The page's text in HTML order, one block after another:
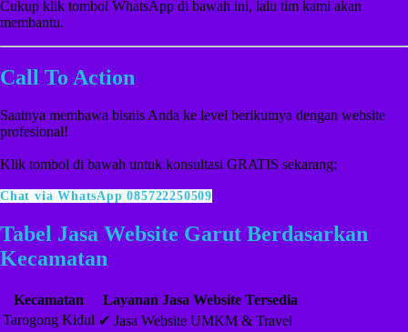
Cukup klik tombol WhatsApp di bawah ini, lalu tim kami akan
membantu.
Call To Action
Saatnya membawa bisnis Anda ke level berikutnya dengan website
profesional!
Klik tombol di bawah untuk konsultasi GRATIS sekarang:
Chat via WhatsApp 085722250509
Tabel Jasa Website Garut Berdasarkan
Kecamatan
Kecamatan
Layanan Jasa Website Tersedia
Tarogong Kidul ✔ Jasa Website UMKM & Travel